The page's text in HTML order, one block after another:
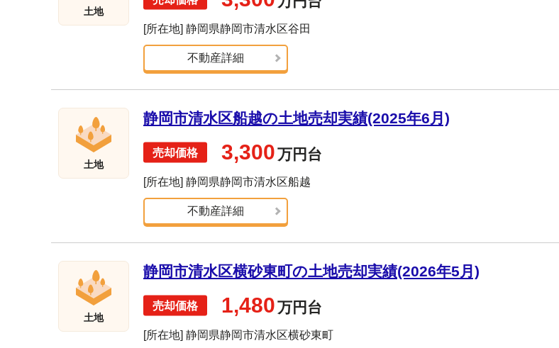
土地
[所在地] 静岡県静岡市清水区谷田
不動産詳細
土地
静岡市清水区船越の土地売却実績(2025年6月)
3,300万円台
[所在地] 静岡県静岡市清水区船越
不動産詳細
土地
静岡市清水区横砂東町の土地売却実績(2026年5月)
1,480万円台
[所在地] 静岡県静岡市清水区横砂東町